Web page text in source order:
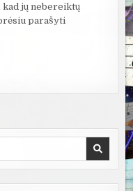
jų nebereiktų
parašyti